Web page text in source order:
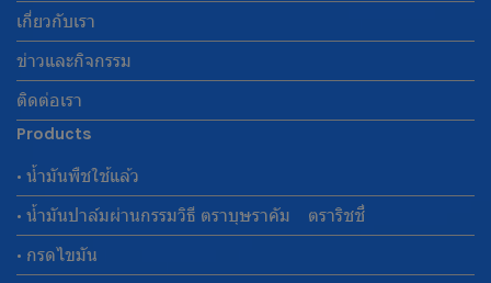
เกี่ยวกับเรา
ข่าวและกิจกรรม
ติดต่อเรา
Products
• น้ำมันพืชใช้แล้ว
• น้ำมันปาล์มผ่านกรรมวิธี ตราบุษราคัม ตราริชชี่
• กรดไขมัน